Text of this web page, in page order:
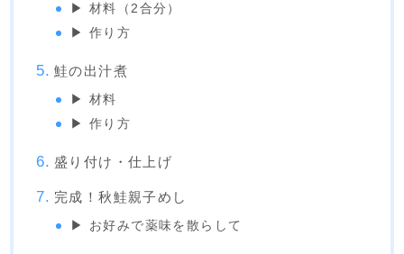
▶ 材料（2合分）
▶ 作り方
鮭の出汁煮
▶ 材料
▶ 作り方
盛り付け・仕上げ
完成！秋鮭親子めし
▶ お好みで薬味を散らして